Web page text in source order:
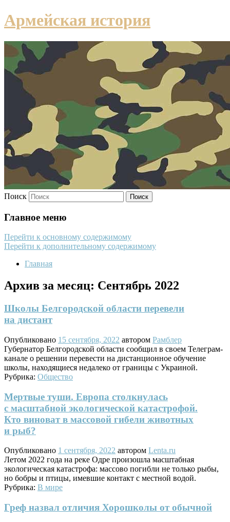
Армейская история
Поиск
Главное меню
Перейти к основному содержимому
Перейти к дополнительному содержимому
Главная
Архив за месяц: Сентябрь 2022
Школы Белгородской области перевели
на дистант
Опубликовано 15 сентября, 2022 автором Рамблер
Губернатор Белгородской области сообщил в своем Телеграм-
канале о решении перевести на дистанционное обучение
школы, находящиеся недалеко от границы с Украиной.
Рубрика: Общество
Мертвые туши. Европа столкнулась
с масштабной экологической катастрофой.
Кто виноват в массовой гибели животных
и рыб?
Опубликовано 1 сентября, 2022 автором Lenta.ru
Летом 2022 года на реке Одре произошла масштабная
экологическая катастрофа: массово погибли не только рыбы,
но бобры и птицы, имевшие контакт с местной водой.
Рубрика: В мире
Греф назвал отличия Хорошколы от обычной